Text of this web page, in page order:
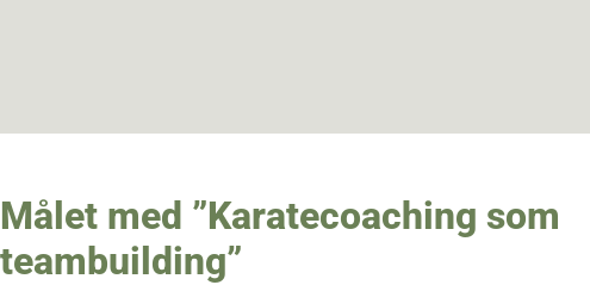
Målet med ”Karatecoaching som
teambuilding”